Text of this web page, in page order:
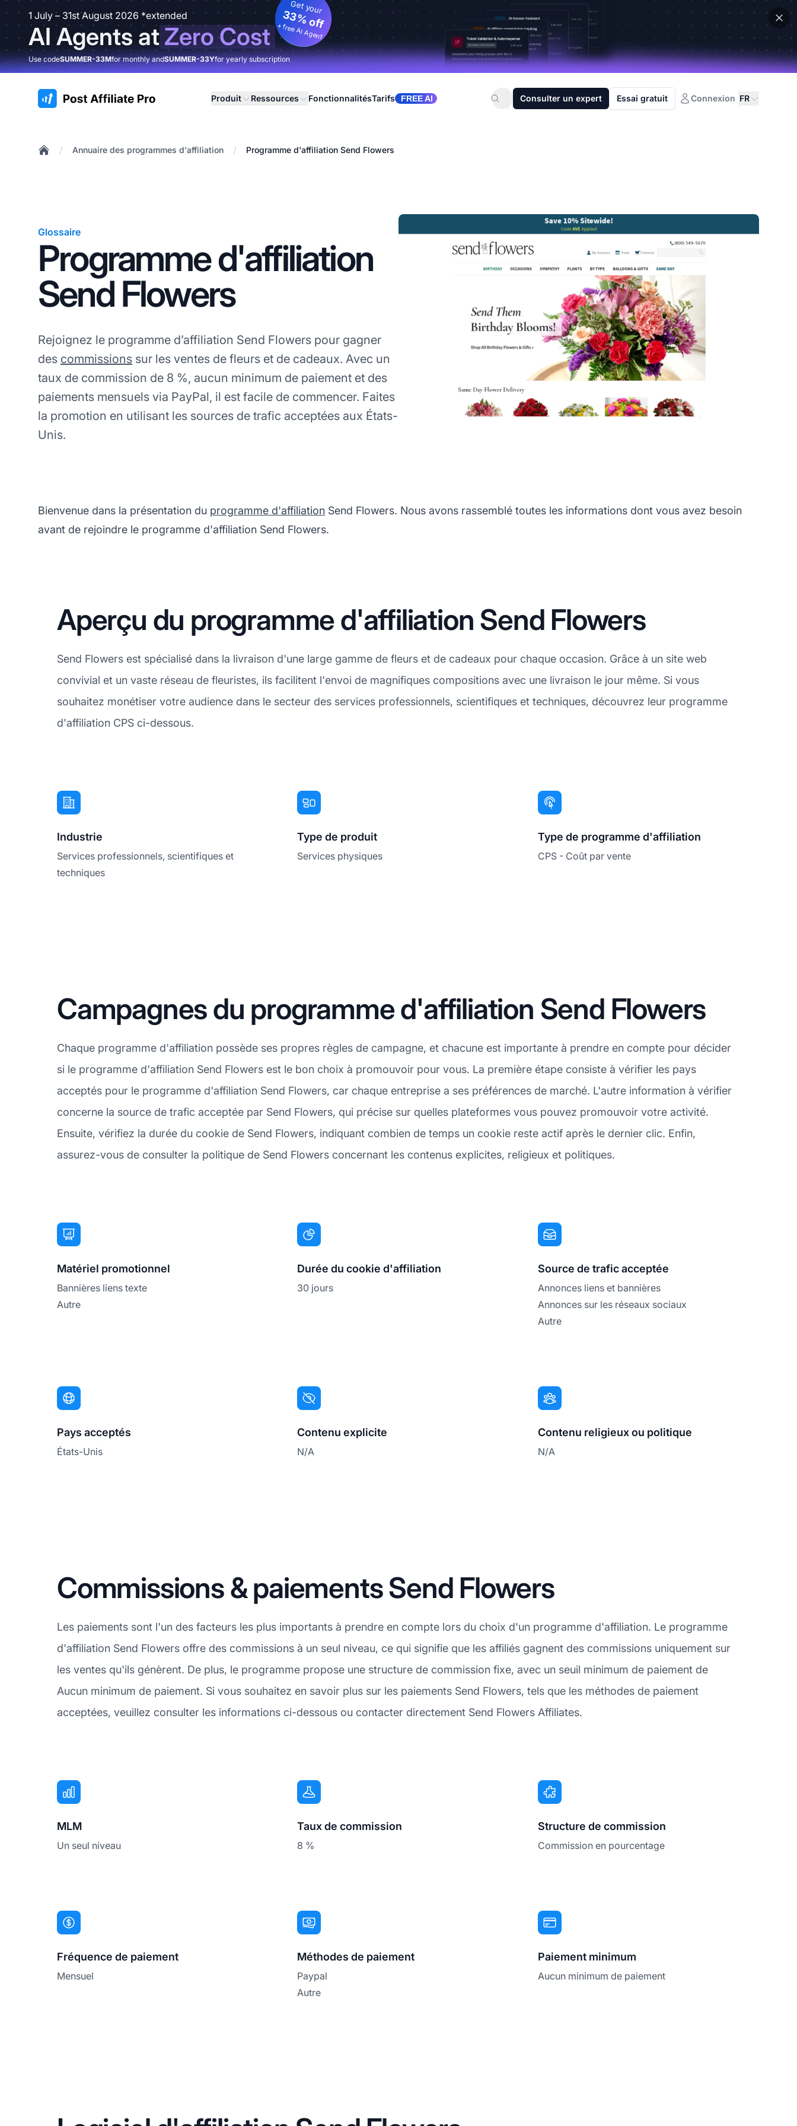
1 July – 31st August 2026 *extended
AI Agents atZero Cost
Get your
33% off
+ free AI Agent
Use codeSUMMER-33Mfor monthly andSUMMER-33Yfor yearly subscription
:site.title Produit Ressources FonctionnalitésTarifs FREE AI Consulter un expert Essai gratuit Connexion FR
/ Annuaire des programmes d'affiliation / Programme d'affiliation Send Flowers
Glossaire
Programme d'affiliation
Send Flowers
Rejoignez le programme d’affiliation Send Flowers pour gagner
des commissions sur les ventes de fleurs et de cadeaux. Avec un
taux de commission de 8 %, aucun minimum de paiement et des
paiements mensuels via PayPal, il est facile de commencer. Faites
la promotion en utilisant les sources de trafic acceptées aux États-
Unis.
Bienvenue dans la présentation du programme d'affiliation Send Flowers. Nous avons rassemblé toutes les informations dont vous avez besoin
avant de rejoindre le programme d'affiliation Send Flowers.
Aperçu du programme d'affiliation Send Flowers
Send Flowers est spécialisé dans la livraison d'une large gamme de fleurs et de cadeaux pour chaque occasion. Grâce à un site web
convivial et un vaste réseau de fleuristes, ils facilitent l'envoi de magnifiques compositions avec une livraison le jour même. Si vous
souhaitez monétiser votre audience dans le secteur des services professionnels, scientifiques et techniques, découvrez leur programme
d'affiliation CPS ci-dessous.
Industrie
Services professionnels, scientifiques et
techniques
Type de produit
Services physiques
Type de programme d'affiliation
CPS - Coût par vente
Campagnes du programme d'affiliation Send Flowers
Chaque programme d'affiliation possède ses propres règles de campagne, et chacune est importante à prendre en compte pour décider
si le programme d'affiliation Send Flowers est le bon choix à promouvoir pour vous. La première étape consiste à vérifier les pays
acceptés pour le programme d'affiliation Send Flowers, car chaque entreprise a ses préférences de marché. L'autre information à vérifier
concerne la source de trafic acceptée par Send Flowers, qui précise sur quelles plateformes vous pouvez promouvoir votre activité.
Ensuite, vérifiez la durée du cookie de Send Flowers, indiquant combien de temps un cookie reste actif après le dernier clic. Enfin,
assurez-vous de consulter la politique de Send Flowers concernant les contenus explicites, religieux et politiques.
Matériel promotionnel
Bannières liens texte
Autre
Durée du cookie d'affiliation
30 jours
Source de trafic acceptée
Annonces liens et bannières
Annonces sur les réseaux sociaux
Autre
Pays acceptés
États-Unis
Contenu explicite
N/A
Contenu religieux ou politique
N/A
Commissions & paiements Send Flowers
Les paiements sont l'un des facteurs les plus importants à prendre en compte lors du choix d'un programme d'affiliation. Le programme
d'affiliation Send Flowers offre des commissions à un seul niveau, ce qui signifie que les affiliés gagnent des commissions uniquement sur
les ventes qu'ils génèrent. De plus, le programme propose une structure de commission fixe, avec un seuil minimum de paiement de
Aucun minimum de paiement. Si vous souhaitez en savoir plus sur les paiements Send Flowers, tels que les méthodes de paiement
acceptées, veuillez consulter les informations ci-dessous ou contacter directement Send Flowers Affiliates.
MLM
Un seul niveau
Taux de commission
8 %
Structure de commission
Commission en pourcentage
Fréquence de paiement
Mensuel
Méthodes de paiement
Paypal
Autre
Paiement minimum
Aucun minimum de paiement